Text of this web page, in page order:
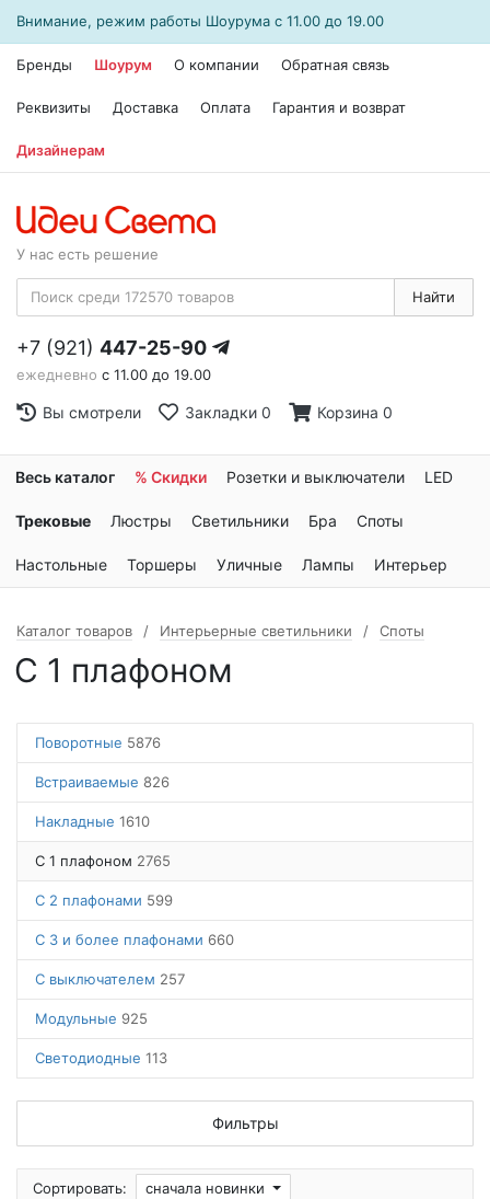
Внимание, режим работы Шоурума с 11.00 до 19.00
Бренды Шоурум О компании Обратная связь
Реквизиты Доставка Оплата Гарантия и возврат
Дизайнерам
У нас есть решение
Найти
+7 (921) 447-25-90
ежедневно с 11.00 до 19.00
Вы смотрели Закладки 0 Корзина 0
Весь каталог % Скидки Розетки и выключатели LED
Трековые Люстры Светильники Бра Споты
Настольные Торшеры Уличные Лампы Интерьер
Каталог товаров Интерьерные светильники Споты
С 1 плафоном
Поворотные 5876
Встраиваемые 826
Накладные 1610
С 1 плафоном 2765
С 2 плафонами 599
С 3 и более плафонами 660
С выключателем 257
Модульные 925
Светодиодные 113
Фильтры
Сортировать:
сначала новинки